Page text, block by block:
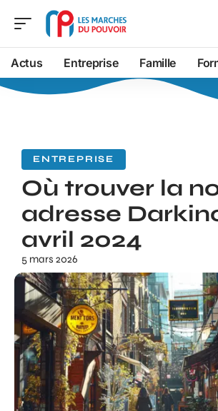
Actus Entreprise Famille
ENTREPRISE
Où trouver la
adresse
avril 2024
5 mars 2026